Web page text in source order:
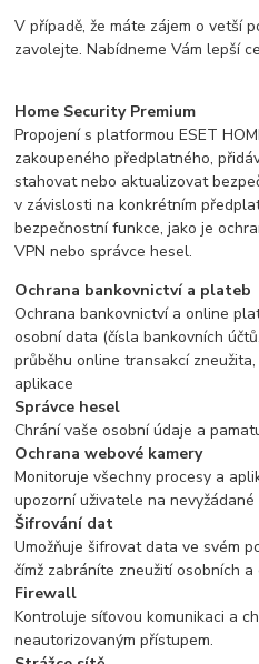
V případě, že máte zájem o vetší
zavolejte. Nabídneme Vám lepší
Home Security Premium
Propojení s platformou ESET
zakoupeného předplatného,
stahovat nebo aktualizovat
v závislosti na konkrétním
bezpečnostní funkce, jako je
VPN nebo správce hesel.
Ochrana bankovnictví a plateb
Ochrana bankovnictví a online
osobní data (čísla bankovních
průběhu online transakcí
aplikace
Správce hesel
Chrání vaše osobní údaje a
Ochrana webové kamery
Monitoruje všechny procesy a
upozorní uživatele na
Šifrování dat
Umožňuje šifrovat data ve svém
čímž zabráníte zneužití osobních
Firewall
Kontroluje síťovou komunikaci a
neautorizovaným přístupem.